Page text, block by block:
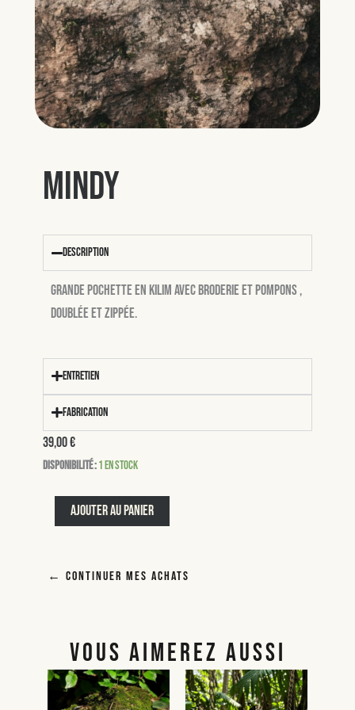
Mindy
Description
Grande pochette en kilim avec broderie et pompons ,
doublée et zippée.
Entretien
Fabrication
39,00€
Disponibilité :1 en stock
quantité
Mindy
Ajouter au panier
← Continuer mes achats
VOUS AIMEREZ AUSSI